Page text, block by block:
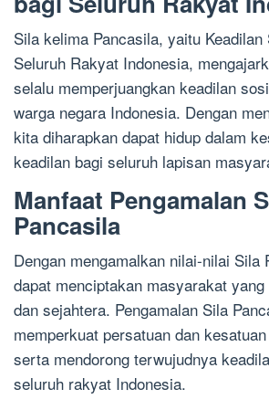
Sila kelima Pancasila, yaitu Keadilan
Seluruh Rakyat Indonesia,
selalu memperjuangkan keadilan
warga negara Indonesia. Dengan
kita diharapkan dapat hidup dalam
keadilan bagi seluruh lapisan
Manfaat Pengamalan
Pancasila
Dengan mengamalkan nilai-nilai Sila
dapat menciptakan masyarakat
dan sejahtera. Pengamalan Sila
memperkuat persatuan dan
serta mendorong terwujudnya
seluruh rakyat Indonesia.